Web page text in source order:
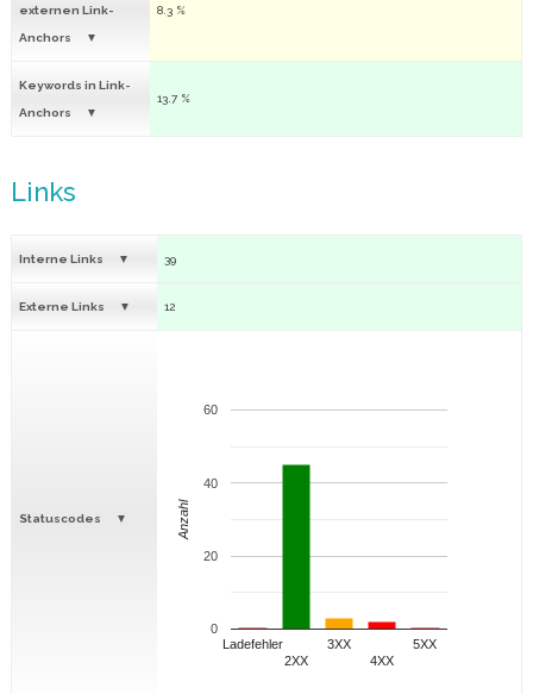
externen Link-
Anchors
8.3 %
Keywords in Link-
Anchors
13.7 %
Links
Interne Links 39
Externe Links 12
Statuscodes
Ladefehler
2XX
3XX
4XX
5XX
0
20
40
60
Anzahl